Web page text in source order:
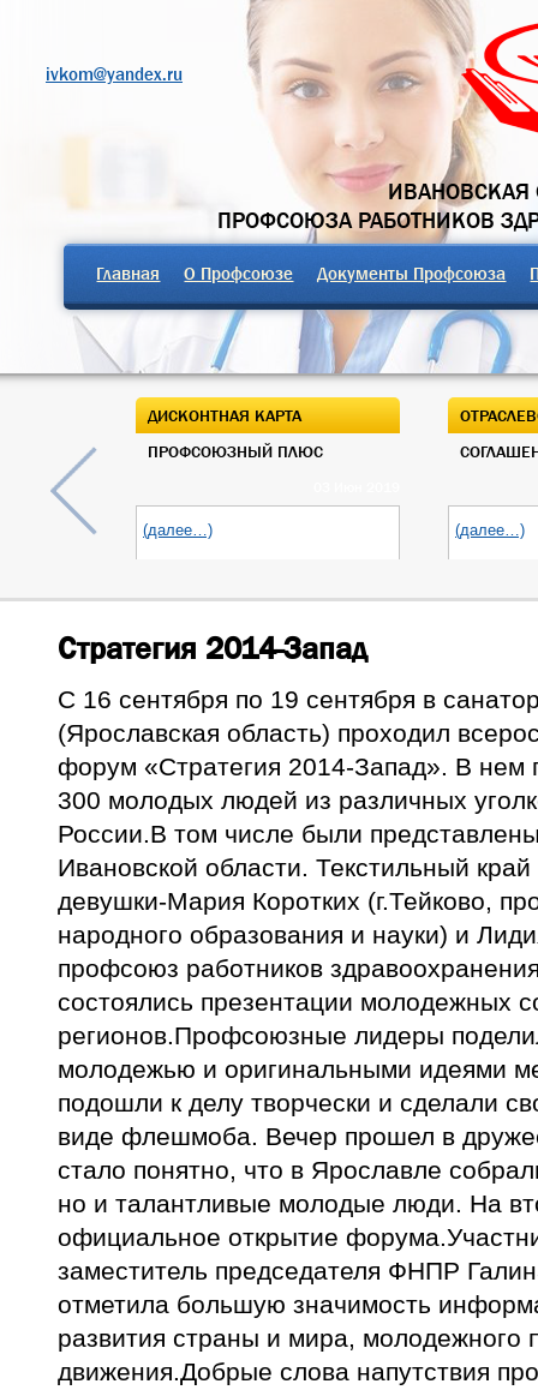
ivkom@yandex.ru
ИВАНОВСКАЯ
ПРОФСОЮЗА РАБОТНИКОВ
Главная О Профсоюзе Документы Профсоюза
ДИСКОНТНАЯ КАРТА
ПРОФСОЮЗНЫЙ ПЛЮС
(далее…) (далее…)
Стратегия 2014-Запад
С 16 сентября по 19 сентября в
(Ярославская область) проходил
форум «Стратегия 2014-Запад». В нем
300 молодых людей из различных
России.В том числе были
Ивановской области. Текстильный
девушки-Мария Коротких (г.Тейково,
народного образования и науки) и
профсоюз работников
состоялись презентации молодежных
регионов.Профсоюзные лидеры
молодежью и оригинальными идеями
подошли к делу творчески и сделали
виде флешмоба. Вечер прошел в
стало понятно, что в Ярославле
но и талантливые молодые люди. На
официальное открытие
заместитель председателя ФНПР
отметила большую значимость
развития страны и мира, молодежного
движения.Добрые слова напутствия